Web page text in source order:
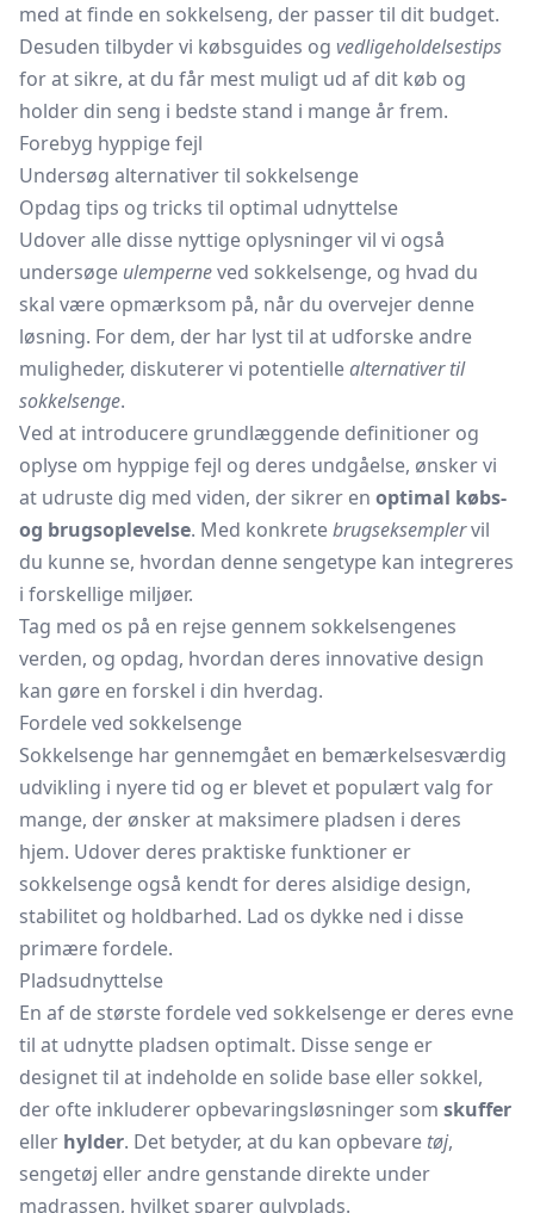
med at finde en sokkelseng, der passer til dit budget.
Desuden tilbyder vi købsguides og vedligeholdelsestips
for at sikre, at du får mest muligt ud af dit køb og
holder din seng i bedste stand i mange år frem.
Forebyg hyppige fejl
Undersøg alternativer til sokkelsenge
Opdag tips og tricks til optimal udnyttelse
Udover alle disse nyttige oplysninger vil vi også
undersøge ulemperneved sokkelsenge, og hvad du
skal være opmærksom på, når du overvejer denne
løsning. For dem, der har lyst til at udforske andre
muligheder, diskuterer vi potentiellealternativer til
sokkelsenge.
Ved at introducere grundlæggende definitioner og
oplyse om hyppige fejl og deres undgåelse, ønsker vi
at udruste dig med viden, der sikrer en optimal købs-
og brugsoplevelse. Med konkretebrugseksemplervil
du kunne se, hvordan denne sengetype kan integreres
i forskellige miljøer.
Tag med os på en rejse gennem sokkelsengenes
verden, og opdag, hvordan deres innovative design
kan gøre en forskel i din hverdag.
Fordele ved sokkelsenge
Sokkelsenge har gennemgået en bemærkelsesværdig
udvikling i nyere tid og er blevet et populært valg for
mange, der ønsker at maksimere pladsen i deres
hjem. Udover deres praktiske funktioner er
sokkelsenge også kendt for deres alsidige design,
stabilitet og holdbarhed. Lad os dykke ned i disse
primære fordele.
Pladsudnyttelse
En af de største fordele ved sokkelsenge er deres evne
til at udnytte pladsen optimalt. Disse senge er
designet til at indeholde en solide base eller sokkel,
der ofte inkluderer opbevaringsløsninger som skuffer
eller hylder. Det betyder, at du kan opbevare tøj,
sengetøj eller andre genstande direkte under
madrassen, hvilket sparer gulvplads.